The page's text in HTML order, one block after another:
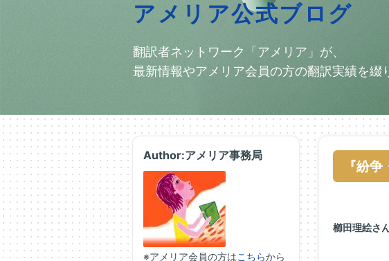
アメリア公式ブログ
翻訳者ネットワーク「アメリア」が、
最新情報やアメリア会員の方の翻訳実績を綴
『紛
櫛田理絵さ
Author:アメリア事務局
※アメリア会員の方はこちらから